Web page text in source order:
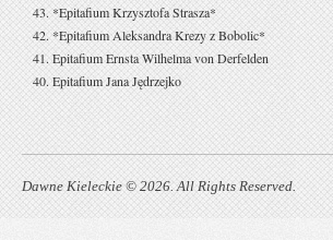
43. *Epitafium Krzysztofa Strasza*
42. *Epitafium Aleksandra Krezy z Bobolic*
41. Epitafium Ernsta Wilhelma von Derfelden
40. Epitafium Jana Jędrzejko
Dawne Kieleckie © 2026. All Rights Reserved.